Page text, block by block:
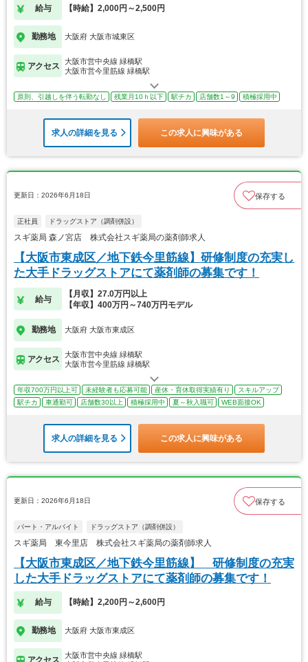
給与 【時給】2,000円～2,500円
勤務地 大阪府 大阪市城東区
アクセス
大阪市営中央線 緑橋駅
大阪市営今里筋線 緑橋駅
原則、引越しを伴う転勤なし 残業月10ｈ以下 駅チカ 店舗数1～9 積極採用中
求人の詳細を見る この求人に興味がある
更新日：2026年6月18日 保存する
正社員 ドラッグストア（調剤併設）
スギ薬局 森ノ宮店 株式会社スギ薬局の薬剤師求人
【大阪市東成区／地下鉄今里筋線】研修制度の充実し
た大手ドラッグストアにて薬剤師の募集です！
給与
【月収】27.0万円以上
【年収】400万円～740万円モデル
勤務地 大阪府 大阪市東成区
アクセス
大阪市営中央線 緑橋駅
大阪市営今里筋線 緑橋駅
年収700万円以上可 未経験者も応募可能 産休・育休取得実績有り
スキルアップ
駅チカ
車通勤可 店舗数30以上 積極採用中 夏～秋入職可 WEB面接OK
求人の詳細を見る この求人に興味がある
更新日：2026年6月18日 保存する
パート・アルバイト ドラッグストア（調剤併設）
スギ薬局 東今里店 株式会社スギ薬局の薬剤師求人
【大阪市東成区／地下鉄今里筋線】 研修制度の充実
した大手ドラッグストアにて薬剤師の募集です！
給与 【時給】2,200円～2,600円
勤務地 大阪府 大阪市東成区
アクセス
大阪市営中央線 緑橋駅